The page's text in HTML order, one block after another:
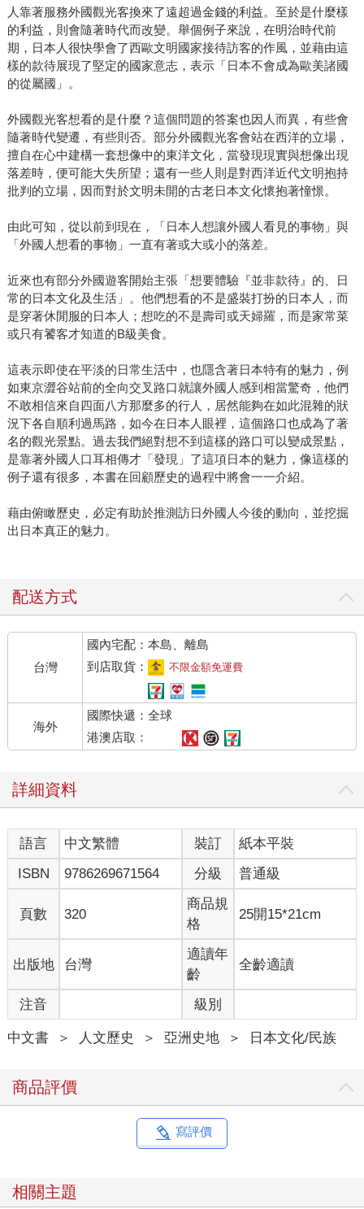
人靠著服務外國觀光客換來了遠超過金錢的利益。至於是什麼樣
的利益，則會隨著時代而改變。舉個例子來說，在明治時代前
期，日本人很快學會了西歐文明國家接待訪客的作風，並藉由這
樣的款待展現了堅定的國家意志，表示「日本不會成為歐美諸國
的從屬國」。
外國觀光客想看的是什麼？這個問題的答案也因人而異，有些會
隨著時代變遷，有些則否。部分外國觀光客會站在西洋的立場，
擅自在心中建構一套想像中的東洋文化，當發現現實與想像出現
落差時，便可能大失所望；還有一些人則是對西洋近代文明抱持
批判的立場，因而對於文明未開的古老日本文化懷抱著憧憬。
由此可知，從以前到現在，「日本人想讓外國人看見的事物」與
「外國人想看的事物」一直有著或大或小的落差。
近來也有部分外國遊客開始主張「想要體驗『並非款待』的、日
常的日本文化及生活」。他們想看的不是盛裝打扮的日本人，而
是穿著休閒服的日本人；想吃的不是壽司或天婦羅，而是家常菜
或只有饕客才知道的B級美食。
這表示即使在平淡的日常生活中，也隱含著日本特有的魅力，例
如東京澀谷站前的全向交叉路口就讓外國人感到相當驚奇，他們
不敢相信來自四面八方那麼多的行人，居然能夠在如此混雜的狀
況下各自順利過馬路，如今在日本人眼裡，這個路口也成為了著
名的觀光景點。過去我們絕對想不到這樣的路口可以變成景點，
是靠著外國人口耳相傳才「發現」了這項日本的魅力，像這樣的
例子還有很多，本書在回顧歷史的過程中將會一一介紹。
藉由俯瞰歷史，必定有助於推測訪日外國人今後的動向，並挖掘
出日本真正的魅力。
配送方式
台灣
國內宅配：本島、離島
到店取貨：
不限金額免運費
海外
國際快遞：全球
港澳店取：
詳細資料
語言 中文繁體 裝訂
紙本平裝
ISBN
9786269671564 分級 普通級
頁數 320
商品規
格
25開15*21cm
出版地 台灣
適讀年
齡
全齡適讀
注音 級別
中文書 ＞ 人文歷史 ＞ 亞洲史地 ＞ 日本文化/民族
商品評價
寫評價
相關主題